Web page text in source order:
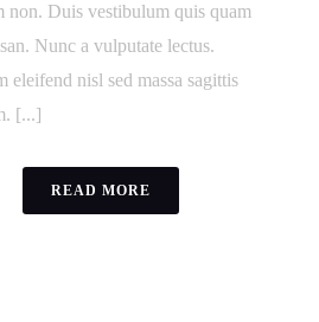
non. Duis vestibulum quis quam
Nunc a vulputate lectus.
eleifend nisl sed massa sagittis
[...]
READ MORE